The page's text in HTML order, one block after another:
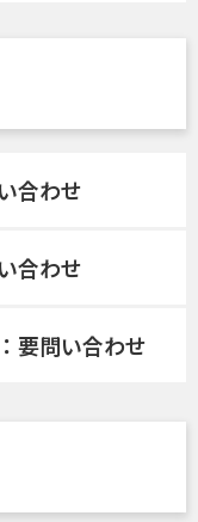
合わせ
合わせ
要問い合わせ